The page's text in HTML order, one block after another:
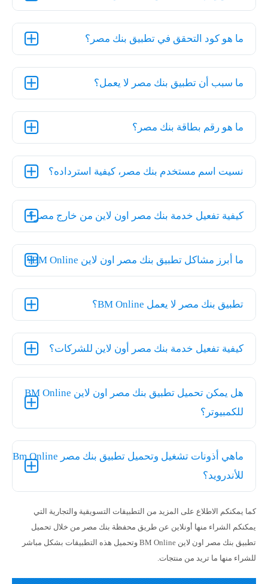
ما هو كود التحقق في تطبيق بنك مصر؟
ما سبب أن تطبيق بنك مصر لا يعمل؟
ما هو رقم بطاقة بنك مصر؟
نسيت اسم مستخدم بنك مصر، كيفية استرداده؟
كيفية تفعيل خدمة بنك مصر اون لاين من خارج مصر؟
ما أبرز مشاكل تطبيق بنك مصر اون لاين BM Online؟
تطبيق بنك مصر لا يعمل BM Online؟
كيفية تفعيل خدمة بنك مصر أون لاين للشركات؟
هل يمكن تحميل تطبيق بنك مصر اون لاين BM Online
للكمبيوتر؟
ماهي أذونات تشغيل وتحميل تطبيق بنك مصر Bm Online
للأندرويد؟
كما يمكنكم الاطلاع على المزيد من التطبيقات التسويقية والتجارية التي
يمكنكم الشراء منها أونلاين عن طريق محفظة بنك مصر من خلال تحميل
تطبيق بنك مصر اون لاين BM Online وتحميل هذه التطبيقات بشكل مباشر
للشراء منها ما تريد من منتجات.